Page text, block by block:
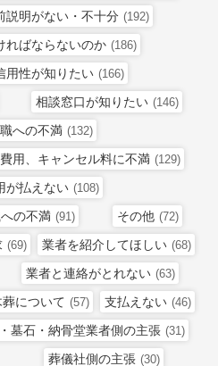
説明がない・不十分 (192)
ればならないのか (186)
用性が知りたい (166)
相談窓口が知りたい (146)
への不満 (132)
用、キャンセル料に不満 (129)
が払えない (108)
の不満 (91) その他 (72)
(69) 業者を紹介してほしい (68)
業者と連絡がとれない (63)
について (57) 支払えない (46)
墓石・納骨堂業者側の主張 (31)
葬儀社側の主張 (30)